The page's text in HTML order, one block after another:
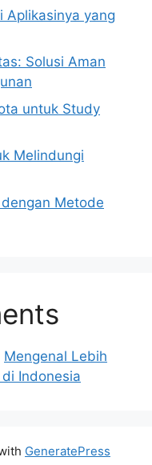
Aplikasinya yang
Solusi Aman
untuk Study
Melindungi
Metode
Mengenal Lebih
Indonesia
GeneratePress